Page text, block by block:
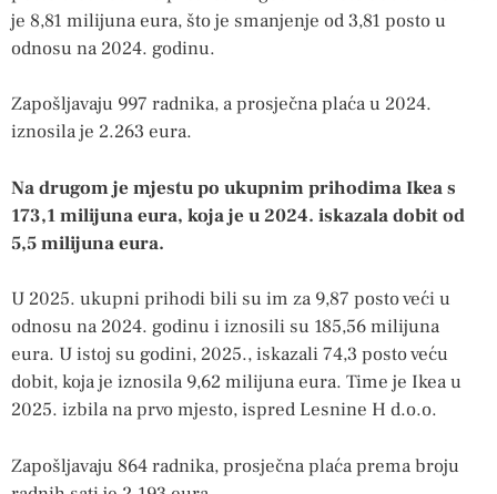
je 8,81 milijuna eura, što je smanjenje od 3,81 posto u
odnosu na 2024. godinu.
Zapošljavaju 997 radnika, a prosječna plaća u 2024.
iznosila je 2.263 eura.
Na drugom je mjestu po ukupnim prihodima Ikea s
173,1 milijuna eura, koja je u 2024. iskazala dobit od
5,5 milijuna eura.
U 2025. ukupni prihodi bili su im za 9,87 posto veći u
odnosu na 2024. godinu i iznosili su 185,56 milijuna
eura. U istoj su godini, 2025., iskazali 74,3 posto veću
dobit, koja je iznosila 9,62 milijuna eura. Time je Ikea u
2025. izbila na prvo mjesto, ispred Lesnine H d.o.o.
Zapošljavaju 864 radnika, prosječna plaća prema broju